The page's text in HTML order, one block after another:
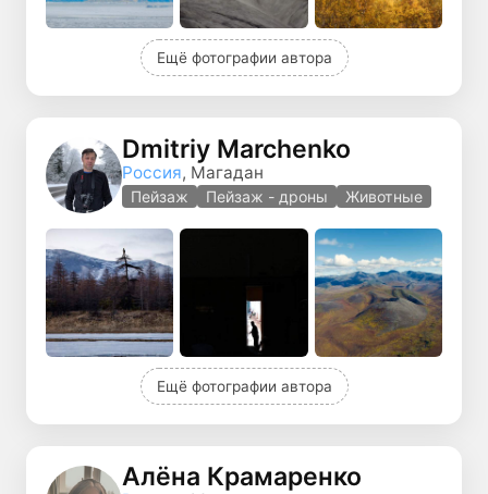
Ещё фотографии автора
Dmitriy Marchenko
Россия, Магадан
Пейзаж Пейзаж - дроны Животные
Ещё фотографии автора
Алёна Крамаренко